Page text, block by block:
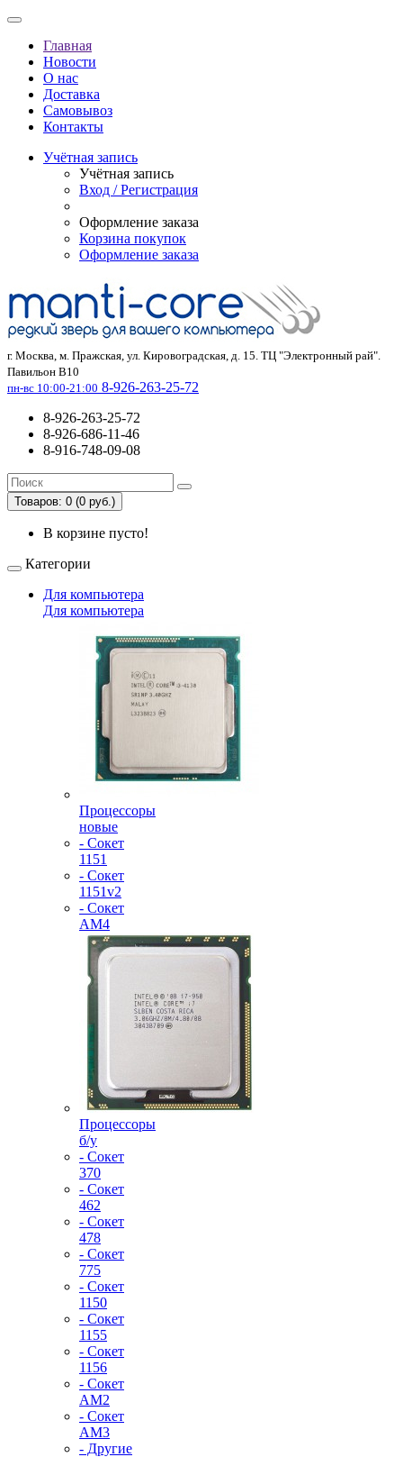
Главная
Новости
О нас
Доставка
Самовывоз
Контакты
Учётная запись
Учётная запись
Вход / Регистрация
Оформление заказа
Корзина покупок
Оформление заказа
г. Москва, м. Пражская, ул. Кировоградская, д. 15. ТЦ "Электронный рай".
Павильон В10
пн-вс 10:00-21:00 8-926-263-25-72
8-926-263-25-72
8-926-686-11-46
8-916-748-09-08
Товаров: 0 (0 руб.)
В корзине пусто!
Категории
Для компьютера
Для компьютера
Процессоры
новые
- Сокет
1151
- Сокет
1151v2
- Сокет
AM4
Процессоры
б/у
- Сокет
370
- Сокет
462
- Сокет
478
- Сокет
775
- Сокет
1150
- Сокет
1155
- Сокет
1156
- Сокет
AM2
- Сокет
AM3
- Другие